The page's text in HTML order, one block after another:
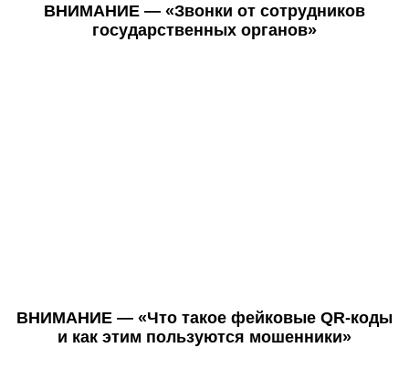
ВНИМАНИЕ — «Звонки от сотрудников
государственных органов»
ВНИМАНИЕ — «Что такое фейковые QR-коды
и как этим пользуются мошенники»